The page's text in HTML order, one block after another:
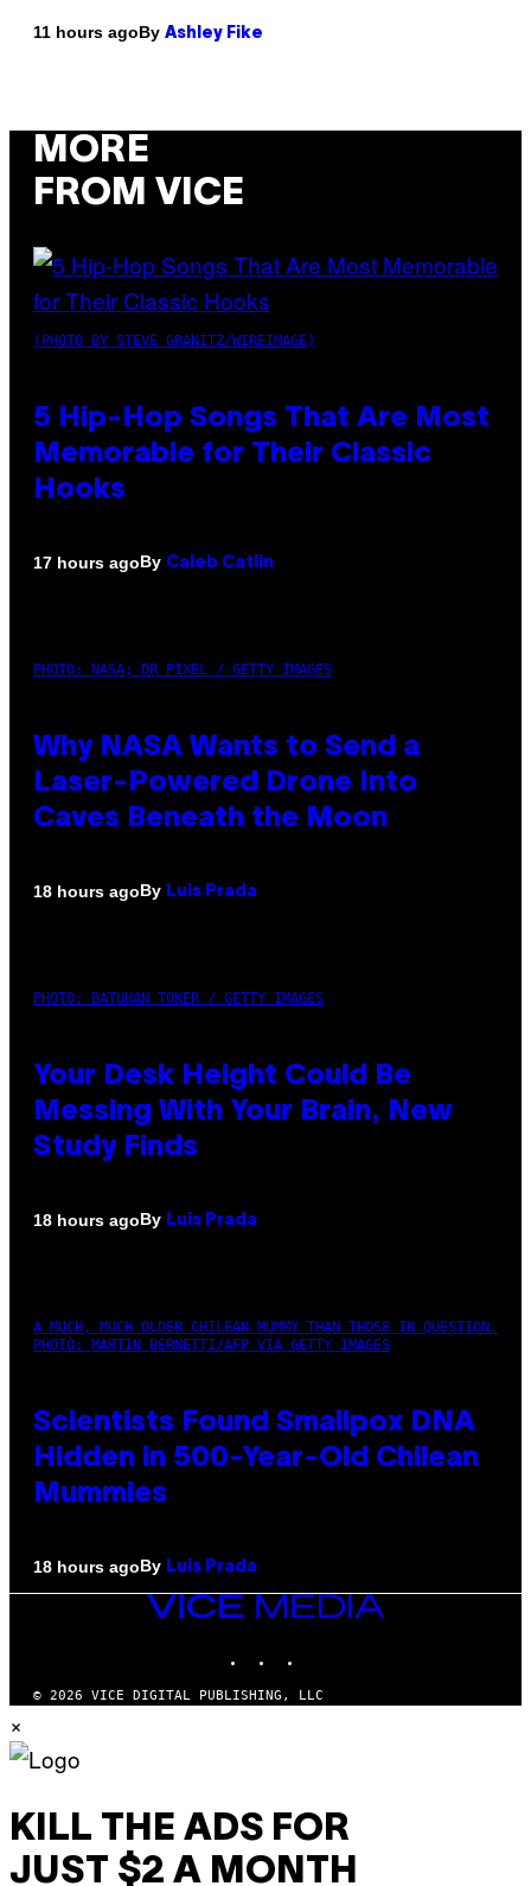
11 hours agoBy Ashley Fike
MORE
FROM VICE
(PHOTO BY STEVE GRANITZ/WIREIMAGE)
5 Hip-Hop Songs That Are Most
Memorable for Their Classic
Hooks
17 hours agoBy Caleb Catlin
PHOTO: NASA; DR PIXEL / GETTY IMAGES
Why NASA Wants to Send a
Laser-Powered Drone Into
Caves Beneath the Moon
18 hours agoBy Luis Prada
PHOTO: BATUHAN TOKER / GETTY IMAGES
Your Desk Height Could Be
Messing With Your Brain, New
Study Finds
18 hours agoBy Luis Prada
A MUCH, MUCH OLDER CHILEAN MUMMY THAN THOSE IN QUESTION.
PHOTO: MARTIN BERNETTI/AFP VIA GETTY IMAGES
Scientists Found Smallpox DNA
Hidden in 500-Year-Old Chilean
Mummies
18 hours agoBy Luis Prada
VICE
© 2026 VICE DIGITAL PUBLISHING, LLC
×
KILL THE ADS FOR
JUST $2 A MONTH